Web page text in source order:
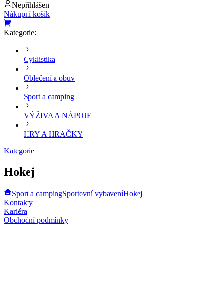
Nepřihlášen
Nákupní košík
Kategorie:
Cyklistika
Oblečení a obuv
Sport a camping
VÝŽIVA A NÁPOJE
HRY A HRAČKY
Kategorie
Hokej
Sport a campingSportovní vybaveníHokej
Kontakty
Kariéra
Obchodní podmínky